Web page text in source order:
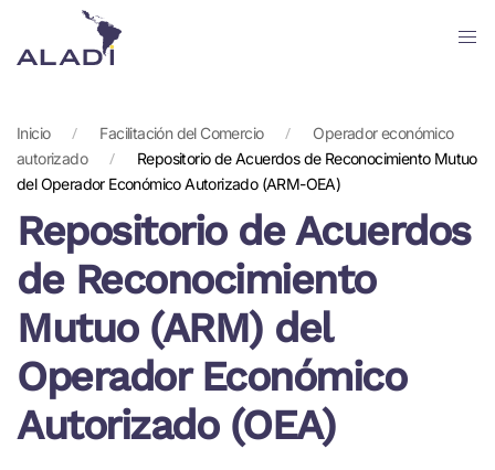
Skip
content
Inicio Facilitación del Comercio
Operador económico
autorizado
Repositorio de Acuerdos de Reconocimiento Mutuo
del Operador Económico Autorizado (ARM-OEA)
Repositorio de Acuerdos
de Reconocimiento
Mutuo (ARM) del
Operador Económico
Autorizado (OEA)